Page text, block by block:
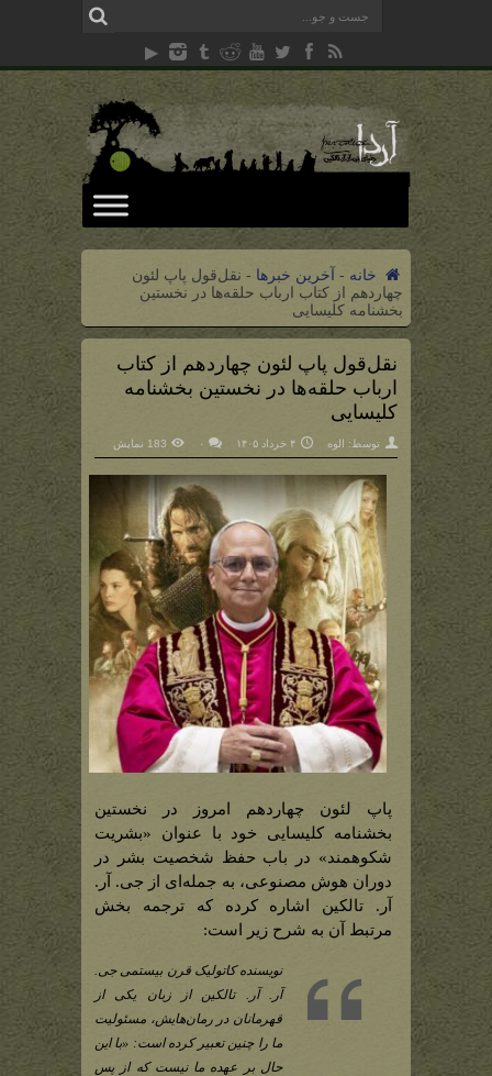
خانه - آخرین خبرها - نقل‌قول پاپ لئون
چهاردهم از کتاب ارباب حلقه‌ها در نخستین
بخشنامه کلیسایی
نقل‌قول پاپ لئون چهاردهم از کتاب
ارباب حلقه‌ها در نخستین بخشنامه
کلیسایی
توسط: الوه ۴ خرداد ۱۴۰۵ ۰ 183 نمایش
پاپ لئون چهاردهم امروز در نخستین
بخشنامه کلیسایی خود با عنوان «بشریت
شکوهمند» در باب حفظ شخصیت بشر در
دوران هوش مصنوعی، به جمله‌ای از جی. آر.
آر. تالکین اشاره کرده که ترجمه بخش
مرتبط آن به شرح زیر است:
نویسنده کاتولیک قرن بیستمی جی.
آر. آر. تالکین از زبان یکی از
قهرمانان در رمان‌هایش، مسئولیت
ما را چنین تعبیر کرده است: «با این
حال بر عهده ما نیست که از پس